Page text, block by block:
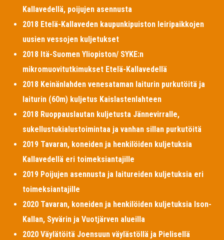
Kallavedellä, poijujen asennusta
2018 Etelä-Kallaveden kaupunkipuiston leiripaikkojen
uusien vessojen kuljetukset
2018 Itä-Suomen Yliopiston/ SYKE:n
mikromuovitutkimukset Etelä-Kallavedellä
2018 Keinänlahden venesataman laiturin purkutöitä ja
laiturin (60m) kuljetus Kaislastenlahteen
2018 Ruoppauslautan kuljetusta Jännevirralle,
sukellustukialustoimintaa ja vanhan sillan purkutöitä
2019 Tavaran, koneiden ja henkilöiden kuljetuksia
Kallavedellä eri toimeksiantajille
2019 Poijujen asennusta ja laitureiden kuljetuksia eri
toimeksiantajille
2020 Tavaran, koneiden ja henkilöiden kuljetuksia Ison-
Kallan, Syvärin ja Vuotjärven alueilla
2020 Väylätöitä Joensuun väylästöllä ja Pielisellä